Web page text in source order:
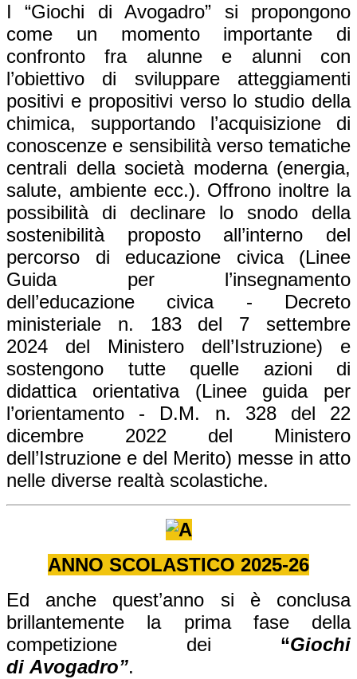
I “Giochi di Avogadro” si propongono
come un momento importante di
confronto fra alunne e alunni con
l’obiettivo di sviluppare atteggiamenti
positivi e propositivi verso lo studio della
chimica, supportando l’acquisizione di
conoscenze e sensibilità verso tematiche
centrali della società moderna (energia,
salute, ambiente ecc.). Offrono inoltre la
possibilità di declinare lo snodo della
sostenibilità proposto all’interno del
percorso di educazione civica (Linee
Guida per l’insegnamento
dell’educazione civica - Decreto
ministeriale n. 183 del 7 settembre
2024 del Ministero dell’Istruzione) e
sostengono tutte quelle azioni di
didattica orientativa (Linee guida per
l’orientamento - D.M. n. 328 del 22
dicembre 2022 del Ministero
dell’Istruzione e del Merito) messe in atto
nelle diverse realtà scolastiche.
ANNO SCOLASTICO 2025-26
Ed anche quest’anno si è conclusa
brillantemente la prima fase della
competizione dei “Giochi
di Avogadro”.